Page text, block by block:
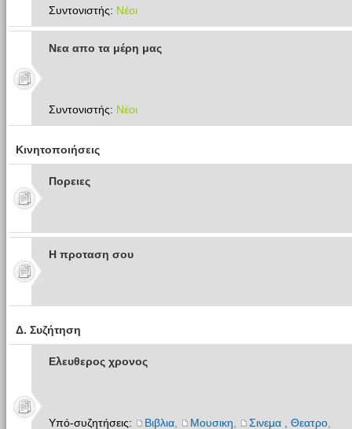
Συντονιστής: Νέοι
Νεα απο τα μέρη μας
Συντονιστής: Νέοι
Κινητοποιήσεις
Πoρειες
Η προταση σου
Δ. Συζήτηση
Ελευθερος χρονος
Υπό-συζητήσεις: Βιβλια, Μουσικη Σινεμα , Θεατρο,